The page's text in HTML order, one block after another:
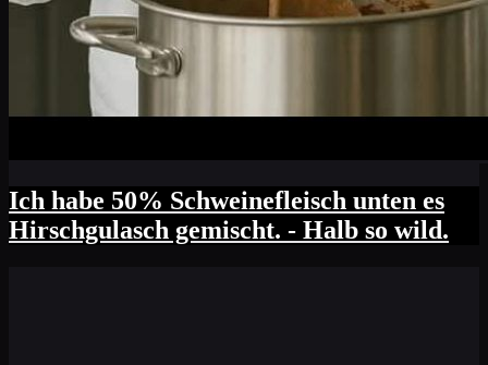
Ich habe 50% Schweinefleisch unten es
Hirschgulasch gemischt. - Halb so wild.